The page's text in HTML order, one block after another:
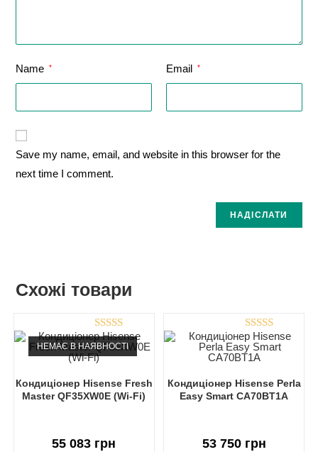
Name * Email *
Save my name, email, and website in this browser for the
next time I comment.
Схожі товари
Rated4.83
out of 5
НЕМАЄ В НАЯВНОСТІ
Кондиціонер Hisense Fresh
Master QF35XW0E (Wi-Fi)
55 083 грн
Rated4.80
out of 5
Кондиціонер Hisense Perla
Easy Smart CA70BT1A
53 750грн